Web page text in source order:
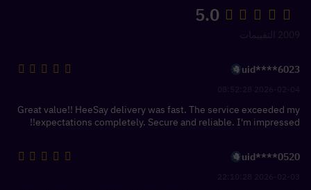
5.0
uid****6023
Great value!! HeeSay delivery was fast. The service exceeded my
expectations completely. Secure and reliable. I'm impressed!!
uid****0520